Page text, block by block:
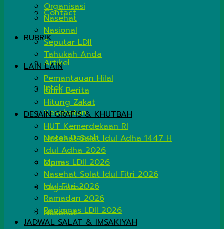
Contact
RUBRIK
Artikel
Iptek
Kesehatan
Lintas Daerah
Opini
Organisasi
Nasehat
Organisasi
Nasehat
Nasional
Seputar LDII
Tahukah Anda
LAIN LAIN
Pemantauan Hilal
Kirim Berita
Hitung Zakat
DESAIN GRAFIS & KHUTBAH
HUT Kemerdekaan RI
Nasehat Salat Idul Adha 1447 H
Idul Adha 2026
Munas LDII 2026
Nasehat Solat Idul Fitri 2026
Idul Fitri 2026
Ramadan 2026
Rapimnas LDII 2026
JADWAL SALAT & IMSAKIYAH